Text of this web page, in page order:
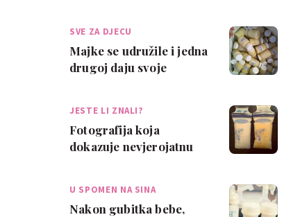
SVE ZA DJECU
Majke se udružile i jedna
drugoj daju svoje
JESTE LI ZNALI?
Fotografija koja
dokazuje nevjerojatnu
U SPOMEN NA SINA
Nakon gubitka bebe,